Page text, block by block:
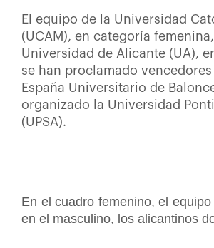
El equipo de la Universidad
(UCAM), en categoría
Universidad de Alicante (UA),
se han proclamado
España Universitario de
organizado la Universidad
(UPSA).
En el cuadro femenino, el
en el masculino, los alicantinos